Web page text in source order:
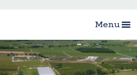
Menu